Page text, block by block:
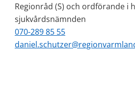
Regionråd (S) och ordförande i
sjukvårdsnämnden
070-289 85 55